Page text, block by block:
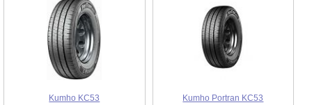
Kumho KC53
Kumho Portran KC53